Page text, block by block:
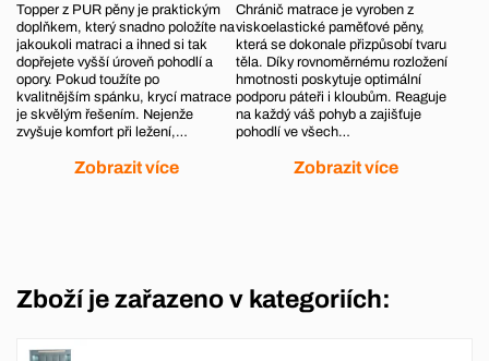
Topper z PUR pěny je praktickým
doplňkem, který snadno položíte na
jakoukoli matraci a ihned si tak
dopřejete vyšší úroveň pohodlí a
opory. Pokud toužíte po
kvalitnějším spánku, krycí matrace
je skvělým řešením. Nejenže
zvyšuje komfort při ležení,…
Zobrazit více
Chránič matrace je vyroben z
viskoelastické paměťové pěny,
která se dokonale přizpůsobí tvaru
těla. Díky rovnoměrnému rozložení
hmotnosti poskytuje optimální
podporu páteři i kloubům. Reaguje
na každý váš pohyb a zajišťuje
pohodlí ve všech…
Zobrazit více
Zboží je zařazeno v kategoriích: